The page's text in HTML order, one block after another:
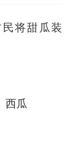
将甜瓜装
西瓜